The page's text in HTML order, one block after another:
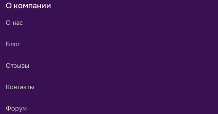
О компании
О нас
Блог
Отзывы
Контакты
Форум